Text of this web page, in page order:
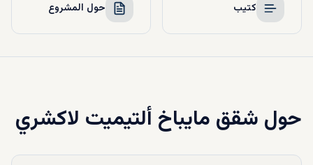
كتيب حول المشروع
حول شقق مايباخ ألتيميت لاكشري